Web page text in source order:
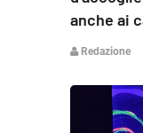
anche ai
Redazione